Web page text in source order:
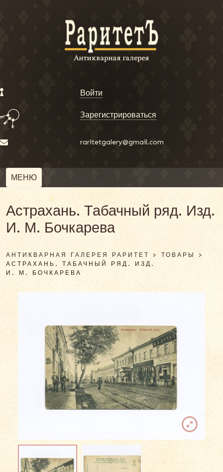
Войти
Зарегистрироваться
raritetgalery@gmail.com
МЕНЮ
Астрахань. Табачный ряд. Изд.
И. М. Бочкарева
АНТИКВАРНАЯ ГАЛЕРЕЯ РАРИТЕТ > ТОВАРЫ >
АСТРАХАНЬ. ТАБАЧНЫЙ РЯД. ИЗД.
И. М. БОЧКАРЕВА